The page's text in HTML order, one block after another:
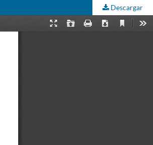
Descargar